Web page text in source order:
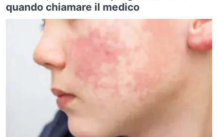
quando chiamare il medico